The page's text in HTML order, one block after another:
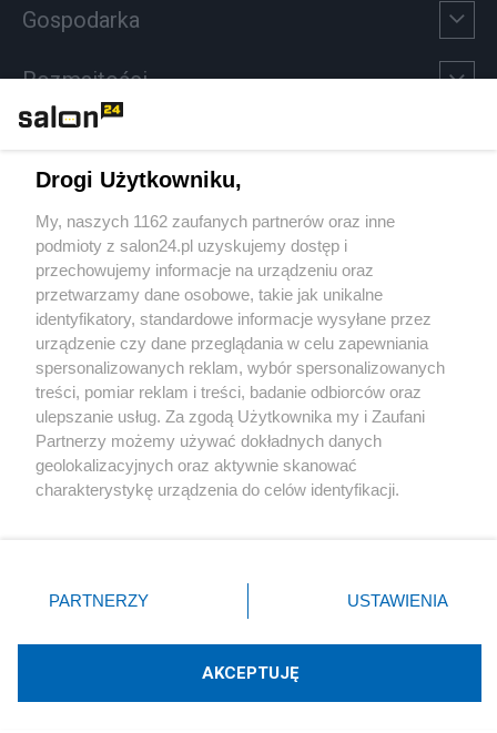
Gospodarka
Rozmaitości
Sport
Społeczeństwo
Kultura
X Facebook Instagram Youtube
Technologię dostarcza:W3media.pl
Drogi Użytkowniku,
My, naszych 1162 zaufanych partnerów oraz inne
podmioty z salon24.pl uzyskujemy dostęp i
przechowujemy informacje na urządzeniu oraz
przetwarzamy dane osobowe, takie jak unikalne
identyfikatory, standardowe informacje wysyłane przez
urządzenie czy dane przeglądania w celu zapewniania
spersonalizowanych reklam, wybór spersonalizowanych
treści, pomiar reklam i treści, badanie odbiorców oraz
ulepszanie usług. Za zgodą Użytkownika my i Zaufani
Partnerzy możemy używać dokładnych danych
geolokalizacyjnych oraz aktywnie skanować
charakterystykę urządzenia do celów identyfikacji.
zmienić/wycofać klikając przycisk ustawień prywatności
znajdujący się w lewym dolnym rogu strony
rodzaje przetwarzania danych nie wymagają zgody
użytkownika, ale masz prawo sprzeciwić się takiemu
PARTNERZY USTAWIENIA
AKCEPTUJĘ